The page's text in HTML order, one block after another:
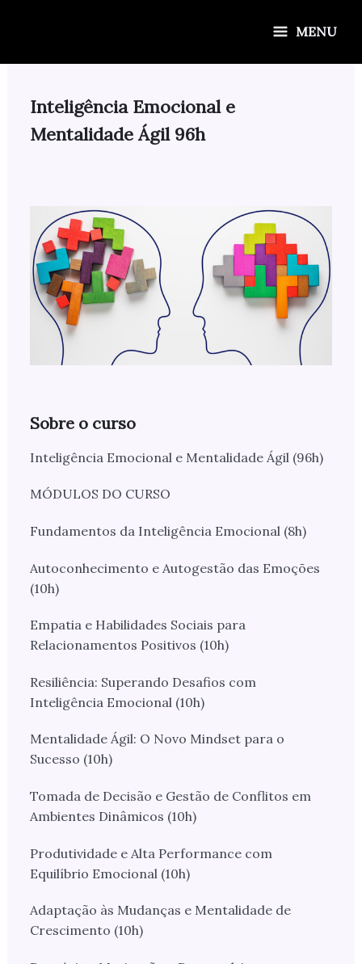
MENU
Inteligência Emocional e
Mentalidade Ágil 96h
Sobre o curso
Inteligência Emocional e Mentalidade Ágil (96h)
MÓDULOS DO CURSO
Fundamentos da Inteligência Emocional (8h)
Autoconhecimento e Autogestão das Emoções
(10h)
Empatia e Habilidades Sociais para
Relacionamentos Positivos (10h)
Resiliência: Superando Desafios com
Inteligência Emocional (10h)
Mentalidade Ágil: O Novo Mindset para o
Sucesso (10h)
Tomada de Decisão e Gestão de Conflitos em
Ambientes Dinâmicos (10h)
Produtividade e Alta Performance com
Equilíbrio Emocional (10h)
Adaptação às Mudanças e Mentalidade de
Crescimento (10h)